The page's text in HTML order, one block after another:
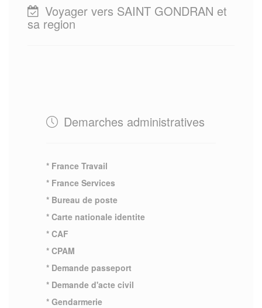
Voyager vers SAINT GONDRAN et
sa region
Demarches administratives
* France Travail
* France Services
* Bureau de poste
* Carte nationale identite
* CAF
* CPAM
* Demande passeport
* Demande d'acte civil
* Gendarmerie